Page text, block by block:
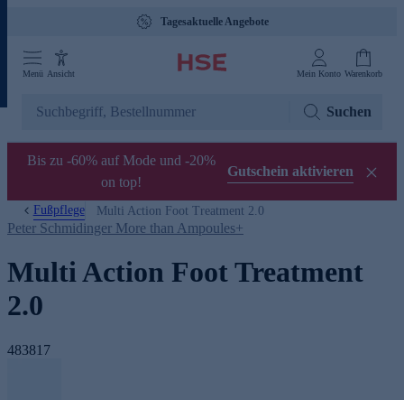
Tagesaktuelle Angebote
Menü Ansicht Mein Konto Warenkorb
Suchen
Bis zu -60% auf Mode und -20%
on top!
Gutschein aktivieren
Fußpflege Multi Action Foot Treatment 2.0
Peter Schmidinger More than Ampoules+
Multi Action Foot Treatment
2.0
483817